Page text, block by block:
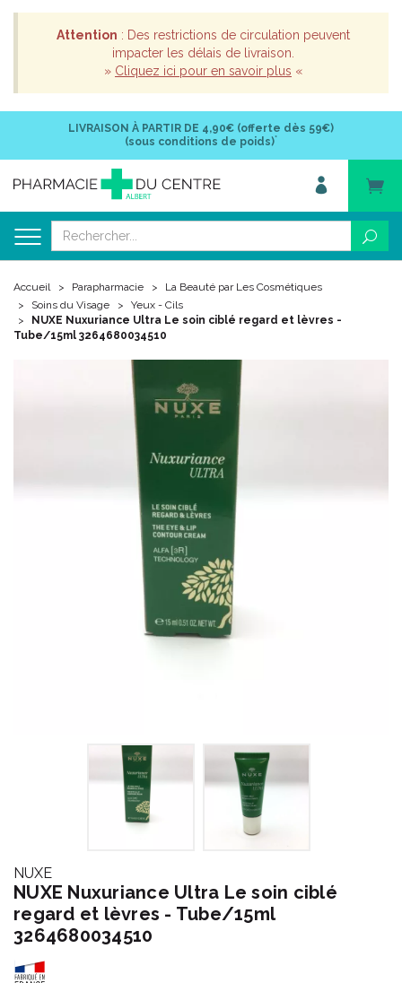
Attention : Des restrictions de circulation peuvent
impacter les délais de livraison.
» Cliquez ici pour en savoir plus «
LIVRAISON À PARTIR DE 4,90€ (offerte dès 59€)
(sous conditions de poids)*
Accueil Parapharmacie
La Beauté par Les Cosmétiques
Soins du Visage
Yeux - Cils
NUXE Nuxuriance Ultra Le soin ciblé regard et lèvres -
Tube/15ml 3264680034510
NUXE
NUXE Nuxuriance Ultra Le soin ciblé
regard et lèvres - Tube/15ml
3264680034510